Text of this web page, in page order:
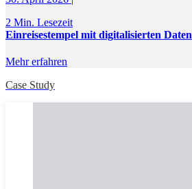
2 Min. Lesezeit
Einreisestempel mit digitalisierten Daten
Mehr erfahren
Case Study